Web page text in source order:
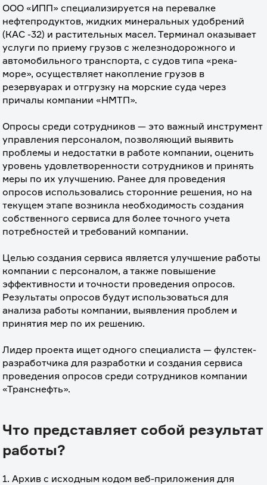
ООО «ИПП» специализируется на перевалке
нефтепродуктов, жидких минеральных удобрений
(КАС -32) и растительных масел. Терминал оказывает
услуги по приему грузов с железнодорожного и
автомобильного транспорта, с судов типа «река-
море», осуществляет накопление грузов в
резервуарах и отгрузку на морские суда через
причалы компании «НМТП».
Опросы среди сотрудников — это важный инструмент
управления персоналом, позволяющий выявить
проблемы и недостатки в работе компании, оценить
уровень удовлетворенности сотрудников и принять
меры по их улучшению. Ранее для проведения
опросов использовались сторонние решения, но на
текущем этапе возникла необходимость создания
собственного сервиса для более точного учета
потребностей и требований компании.
Целью создания сервиса является улучшение работы
компании с персоналом, а также повышение
эффективности и точности проведения опросов.
Результаты опросов будут использоваться для
анализа работы компании, выявления проблем и
принятия мер по их решению.
Лидер проекта ищет одного специалиста — фулстек-
разработчика для разработки и создания сервиса
проведения опросов среди сотрудников компании
«Транснефть».
Что представляет собой результат
работы?
1. Архив с исходным кодом веб-приложения для